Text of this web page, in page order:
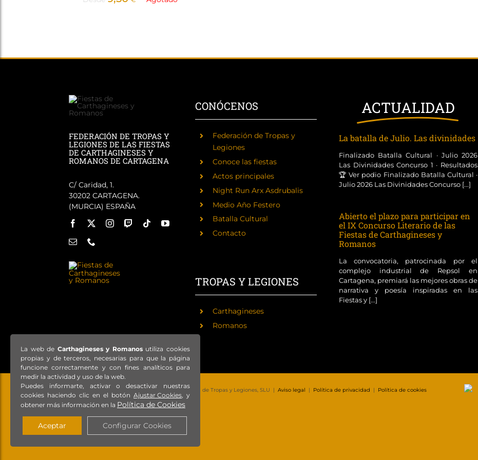
FEDERACIÓN DE TROPAS Y
LEGIONES DE LAS FIESTAS
DE CARTHAGINESES Y
ROMANOS DE CARTAGENA
C/ Caridad, 1.
30202 CARTAGENA.
(MURCIA) ESPAÑA
CONÓCENOS
Federación de Tropas y
Legiones
Conoce las fiestas
Actos principales
Night Run Arx Asdrubalis
Medio Año Festero
Batalla Cultural
Contacto
TROPAS Y LEGIONES
Carthagineses
Romanos
ACTUALIDAD
La batalla de Julio. Las divinidades
Finalizado Batalla Cultural · Julio 2026
Las Divinidades Concurso 1 · Resultados
🏆 Ver podio Finalizado Batalla Cultural ·
Julio 2026 Las Divinidades Concurso [...]
Abierto el plazo para participar en
el IX Concurso Literario de las
Fiestas de Carthagineses y
Romanos
La convocatoria, patrocinada por el
complejo industrial de Repsol en
Cartagena, premiará las mejores obras de
narrativa y poesía inspiradas en las
Fiestas y [...]
© Copyright 2021 – Todos los derechos reservados – Federación de Tropas y Legiones, SLU | Aviso legal | Política de privacidad | Política de cookies
La web de Carthagineses y Romanosutiliza cookies
propias y de terceros, necesarias para que la página
funcione correctamente y con fines analíticos para
medir la actividad y uso de la web.
Puedes informarte, activar o desactivar nuestras
cookies haciendo clic en el botón Ajustar Cookies, y
obtener más información en la Política de Cookies
Aceptar Configurar Cookies